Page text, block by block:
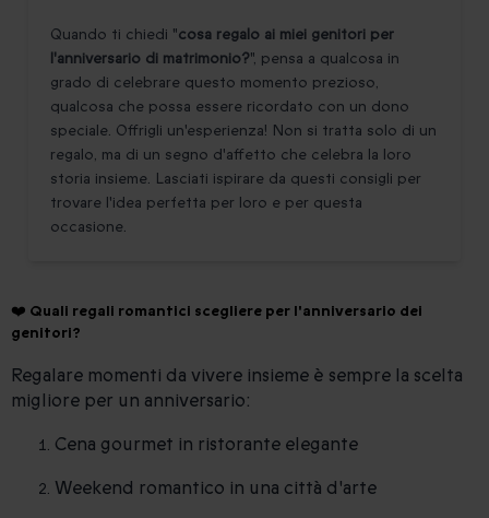
Quando ti chiedi "cosa regalo ai miei genitori per
l'anniversario di matrimonio?", pensa a qualcosa in
grado di celebrare questo momento prezioso,
qualcosa che possa essere ricordato con un dono
speciale. Offrigli un'esperienza! Non si tratta solo di un
regalo, ma di un segno d'affetto che celebra la loro
storia insieme. Lasciati ispirare da questi consigli per
trovare l'idea perfetta per loro e per questa
occasione.
❤️ Quali regali romantici scegliere per l'anniversario dei
genitori?
Regalare momenti da vivere insieme è sempre la scelta
migliore per un anniversario:
Cena gourmet in ristorante elegante
Weekend romantico in una città d'arte